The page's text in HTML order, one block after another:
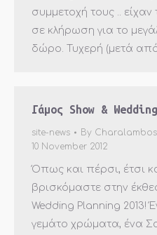
συμμετοχή τους ..
σε κλήρωση για το
δώρο. Τυχερή (μετά
Γάμος Show &
site-news By
10 November 2012
Όπως και πέρσι, έτσι
βρισκόμαστε στην
Wedding Planning 2013!
γεμάτο χρώματα, ένα